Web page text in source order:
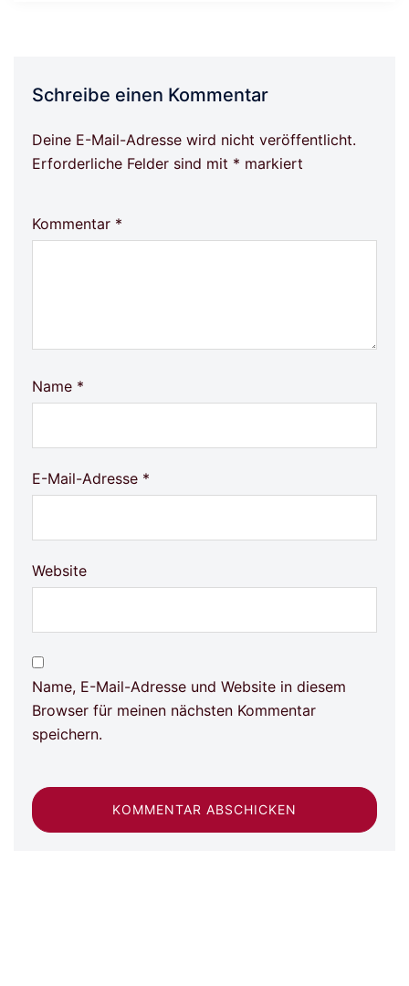
Schreibe einen Kommentar
Deine E-Mail-Adresse wird nicht veröffentlicht.
Erforderliche Felder sind mit * markiert
Kommentar *
Name *
E-Mail-Adresse *
Website
Name, E-Mail-Adresse und Website in diesem
Browser für meinen nächsten Kommentar
speichern.